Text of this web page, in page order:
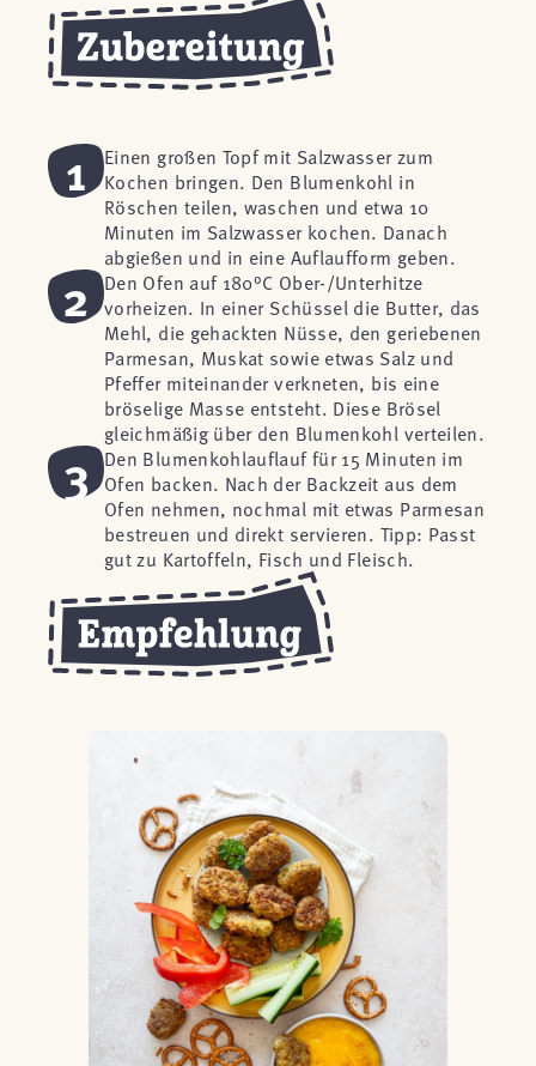
1
Einen großen Topf mit Salzwasser zum
Kochen bringen. Den Blumenkohl in
Röschen teilen, waschen und etwa 10
Minuten im Salzwasser kochen. Danach
abgießen und in eine Auflaufform geben.
2
Den Ofen auf 180°C Ober-/Unterhitze
vorheizen. In einer Schüssel die Butter, das
Mehl, die gehackten Nüsse, den geriebenen
Parmesan, Muskat sowie etwas Salz und
Pfeffer miteinander verkneten, bis eine
bröselige Masse entsteht. Diese Brösel
gleichmäßig über den Blumenkohl verteilen.
3
Den Blumenkohlauflauf für 15 Minuten im
Ofen backen. Nach der Backzeit aus dem
Ofen nehmen, nochmal mit etwas Parmesan
bestreuen und direkt servieren. Tipp: Passt
gut zu Kartoffeln, Fisch und Fleisch.